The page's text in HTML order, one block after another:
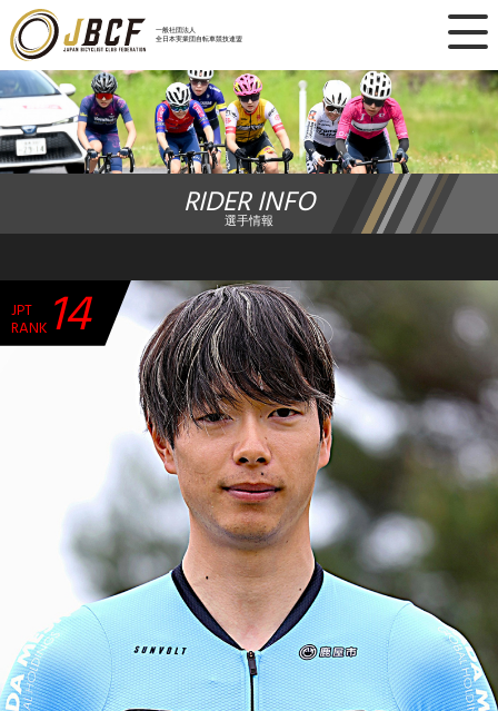
一般社団法人
全日本実業団自転車競技連盟
×
ニュース
レース日程
ランキング
チーム・選手
競技ガイド
加盟・登録
エントリー
JBCF ROAD SERIESとは
RIDER INFO
選手情報
JPT
RANK 14